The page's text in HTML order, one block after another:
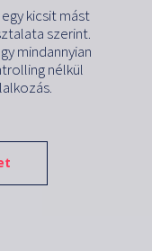
kicsit mást
szerint.
mindannyian
nélkül